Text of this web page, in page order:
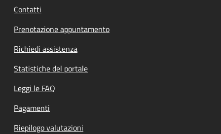
Contatti
Prenotazione appuntamento
Richiedi assistenza
Statistiche del portale
Leggi le FAQ
Pagamenti
Riepilogo valutazioni